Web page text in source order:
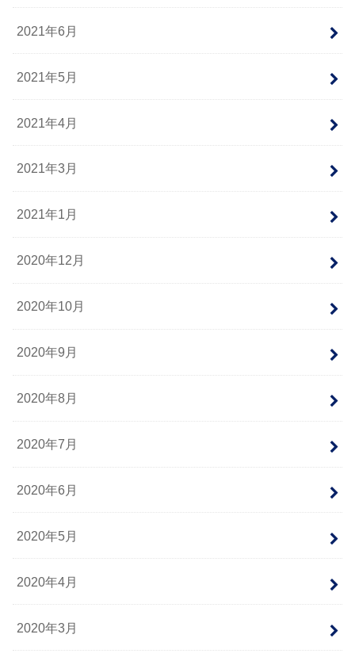
2021年6月
2021年5月
2021年4月
2021年3月
2021年1月
2020年12月
2020年10月
2020年9月
2020年8月
2020年7月
2020年6月
2020年5月
2020年4月
2020年3月